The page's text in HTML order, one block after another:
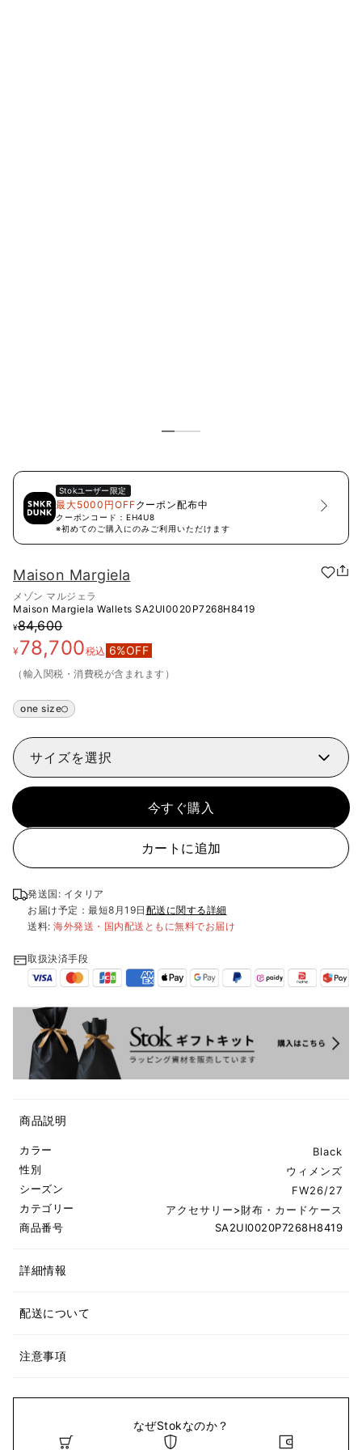
Stokユーザー限定
最大5000円OFFクーポン配布中
クーポンコード： EH4U8
※初めてのご購入にのみご利用いただけます
Maison Margiela
メゾン マルジェラ
Maison Margiela Wallets SA2UI0020P7268H8419
¥84,600
¥78,700税込 6%OFF
（輸入関税・消費税が含まれます）
one size
サイズを選択
今すぐ購入
カートに追加
発送国: イタリア
お届け予定：最短8月19日 配送に関する詳細
送料: 海外発送・国内配送ともに無料でお届け
取扱決済手段
商品説明
カラー
Black
性別
ウィメンズ
シーズン
FW26/27
カテゴリー
アクセサリー>財布・カードケース
商品番号
SA2UI0020P7268H8419
詳細情報
配送について
注意事項
なぜStokなのか？